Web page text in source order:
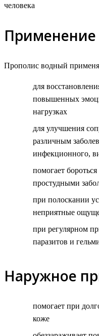
человека
Применение
Прополис водный
для
повышенных
нагрузках
для улучшения
различным
инфекционного,
помогает
простудными
при полоскании
неприятные
при регулярном
паразитов и
Наружное
помогает при
коже